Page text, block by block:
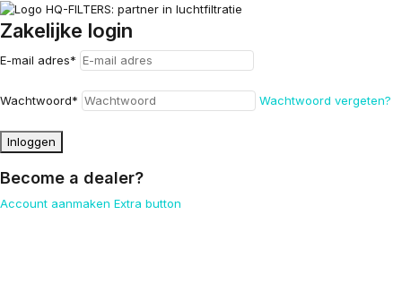
Zakelijke login
E-mail adres*
Wachtwoord* Wachtwoord vergeten?
Inloggen
Become a dealer?
Account aanmaken Extra button